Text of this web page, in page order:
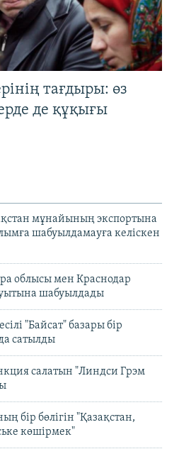
тағдыры: өз
де құқығы
мұнайының экспортына
шабуылдамауға келіскен
облысы мен Краснодар
шабуылдады
"Байсат" базары бір
сатылды
салатын "Линдси Грэм
бір бөлігін "Қазақстан,
көшірмек"